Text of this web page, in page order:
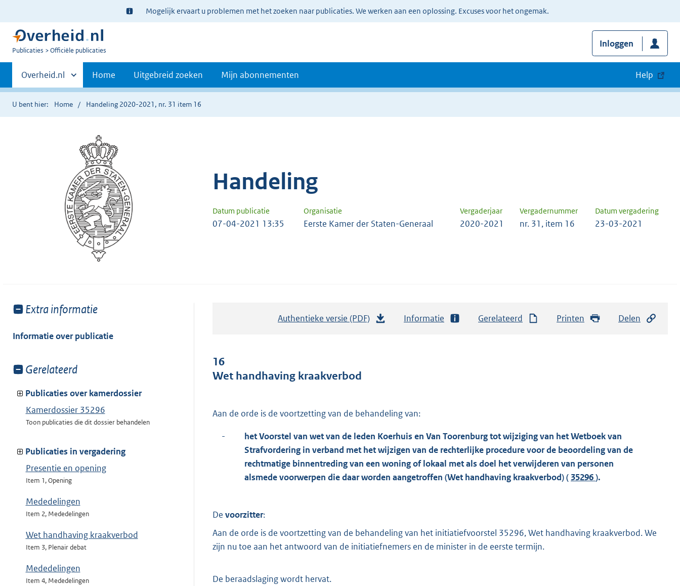
Ter
informatie:
Mogelijk ervaart u problemen met het zoeken naar publicaties. We werken aan een oplossing. Excuses voor het ongemak.
U
Publicaties Officiële publicaties
Inloggen
Primaire
navigatie
Andere
sites
binnen
Overheid.nl Home Uitgebreid zoeken Mijn abonnementen Help
U bent hier: Home Handeling 2020-2021, nr. 31 item 16
Handeling
Datum publicatie Organisatie Vergaderjaar Vergadernummer Datum vergadering
07-04-2021 13:35 Eerste Kamer der Staten-Generaal 2020-2021 nr. 31, item 16 23-03-2021
Toon
van:
Extra informatie
Informatie over publicatie
Toon
van:
Gerelateerd
Publicaties over kamerdossier
Kamerdossier 35296
Toon publicaties die dit dossier behandelen
Publicaties in vergadering
Presentie en opening
Item 1, Opening
Mededelingen
Item 2, Mededelingen
Wet handhaving kraakverbod
Item 3, Plenair debat
Mededelingen
Item 4, Mededelingen
Authentieke versie (PDF)
s
r
o
o
t
1
,
Informatie Gerelateerd Printen Delen
16
Wet handhaving kraakverbod
Aan de orde is de voortzetting van de behandeling van:
-
het Voorstel van wet van de leden Koerhuis en Van Toorenburg tot wijziging van het Wetboek van
Strafvordering in verband met het wijzigen van de rechterlijke procedure voor de beoordeling van de
rechtmatige binnentreding van een woning of lokaal met als doel het verwijderen van personen
alsmede voorwerpen die daar worden aangetroffen (Wet handhaving kraakverbod) ( 35296).
De voorzitter:
Aan de orde is de voortzetting van de behandeling van het initiatiefvoorstel 35296, Wet handhaving kraakverbod. We
zijn nu toe aan het antwoord van de initiatiefnemers en de minister in de eerste termijn.
De beraadslaging wordt hervat.